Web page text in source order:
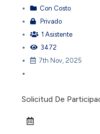
Con Costo
Privado
1 Asistente
3472
7th Nov, 2025
Solicitud De